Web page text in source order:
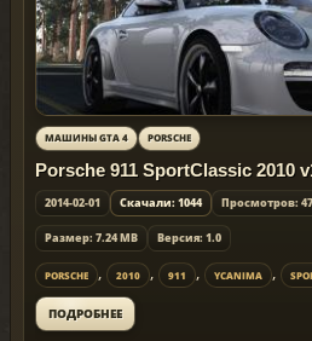
МАШИНЫ GTA 4 PORSCHE
Porsche 911 SportClassic 2010
2014-02-01 Скачали: 1044 Просмотров:
Размер: 7.24 MB Версия: 1.0
PORSCHE , 2010 , 911 , YCANIMA ,
ПОДРОБНЕЕ